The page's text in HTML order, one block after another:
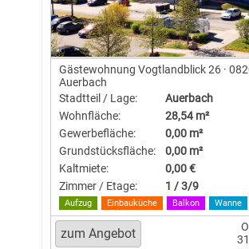
Gästewohnung Vogtlandblick 26 ·
Auerbach
Stadtteil / Lage:
Auerbach
Wohnfläche:
28,54 m²
Gewerbefläche:
0,00 m²
Grundstücksfläche:
0,00 m²
Kaltmiete:
0,00 €
Zimmer / Etage:
1 / 3/9
Aufzug Einbauküche Balkon Wanne